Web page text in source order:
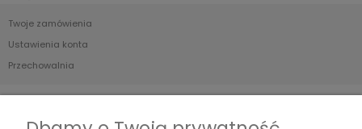
Twoje zamówienia
Ustawienia konta
Przechowalnia